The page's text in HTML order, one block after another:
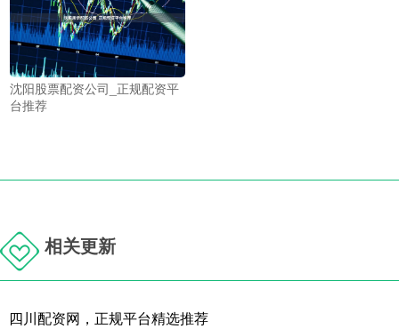
沈阳股票配资公司_正规配资平
台推荐
相关更新
四川配资网，正规平台精选推荐